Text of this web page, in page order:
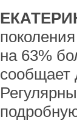
на 63%
сообщает